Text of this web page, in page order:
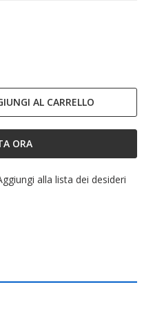
AL CARRELLO
ORA
alla lista dei desideri